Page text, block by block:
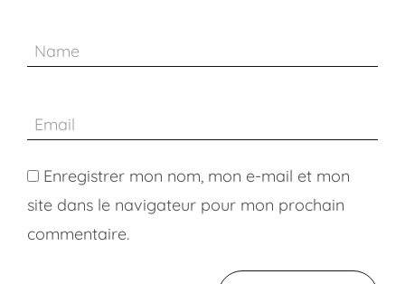
Enregistrer mon nom, mon e-mail et mon
site dans le navigateur pour mon prochain
commentaire.